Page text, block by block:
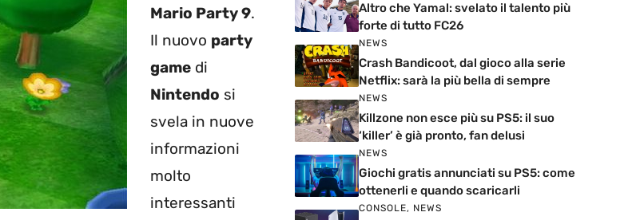
Mario Party 9.
Il nuovo party
gamedi
Nintendo si
svela in nuove
informazioni
molto
interessanti
Altro che Yamal: svelato il talento più
forte di tutto FC26
NEWS
Crash Bandicoot, dal gioco alla serie
Netflix: sarà la più bella di sempre
NEWS
Killzone non esce più su PS5: il suo
‘killer’ è già pronto, fan delusi
NEWS
Giochi gratis annunciati su PS5: come
ottenerli e quando scaricarli
CONSOLE, NEWS